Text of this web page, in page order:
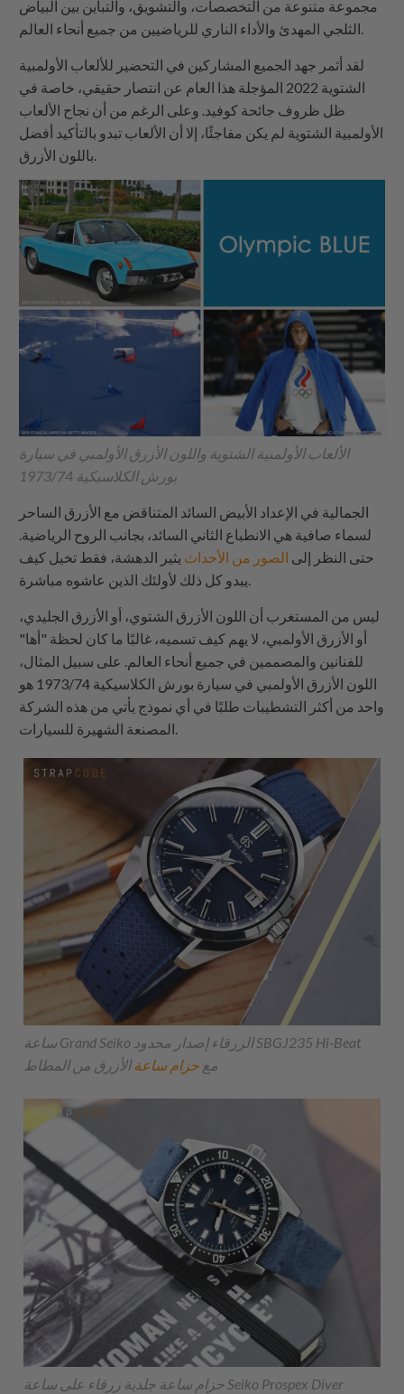
مجموعة متنوعة من التخصصات، والتشويق، والتباين بين البياض
لقد أثمر جهد الجميع المشاركين في التحضير للألعاب الأولمبية
الشتوية 2022 المؤجلة هذا العام عن انتصار حقيقي، خاصة في
ظل ظروف جائحة كوفيد. وعلى الرغم من أن نجاح الألعاب
الأولمبية الشتوية لم يكن مفاجئًا، إلا أن الألعاب تبدو بالتأكيد أفضل
الألعاب الأولمبية الشتوية واللون الأزرق الأولمبي في سيارة
بورش الكلاسيكية 1973/74
الجمالية في الإعداد الأبيض السائد المتناقض مع الأزرق الساحر
لسماء صافية هي الانطباع الثاني السائد، بجانب الروح الرياضية.
حتى النظر إلى الصور من الأحداث يثير الدهشة، فقط تخيل كيف
ليس من المستغرب أن اللون الأزرق الشتوي، أو الأزرق الجليدي،
أو الأزرق الأولمبي، لا يهم كيف تسميه، غالبًا ما كان لحظة "أها"
للفنانين والمصممين في جميع أنحاء العالم. على سبيل المثال،
اللون الأزرق الأولمبي في سيارة بورش الكلاسيكية 1973/74 هو
واحد من أكثر التشطيبات طلبًا في أي نموذج يأتي من هذه الشركة
ساعة Grand Seiko الزرقاء إصدار محدود SBGJ235 Hi-Beat
مع حزام ساعةالأزرق من المطاط
حزام ساعة جلدية زرقاء على ساعة Seiko Prospex Diver